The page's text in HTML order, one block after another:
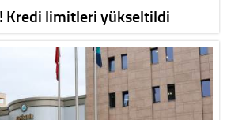
Kredi limitleri yükseltildi